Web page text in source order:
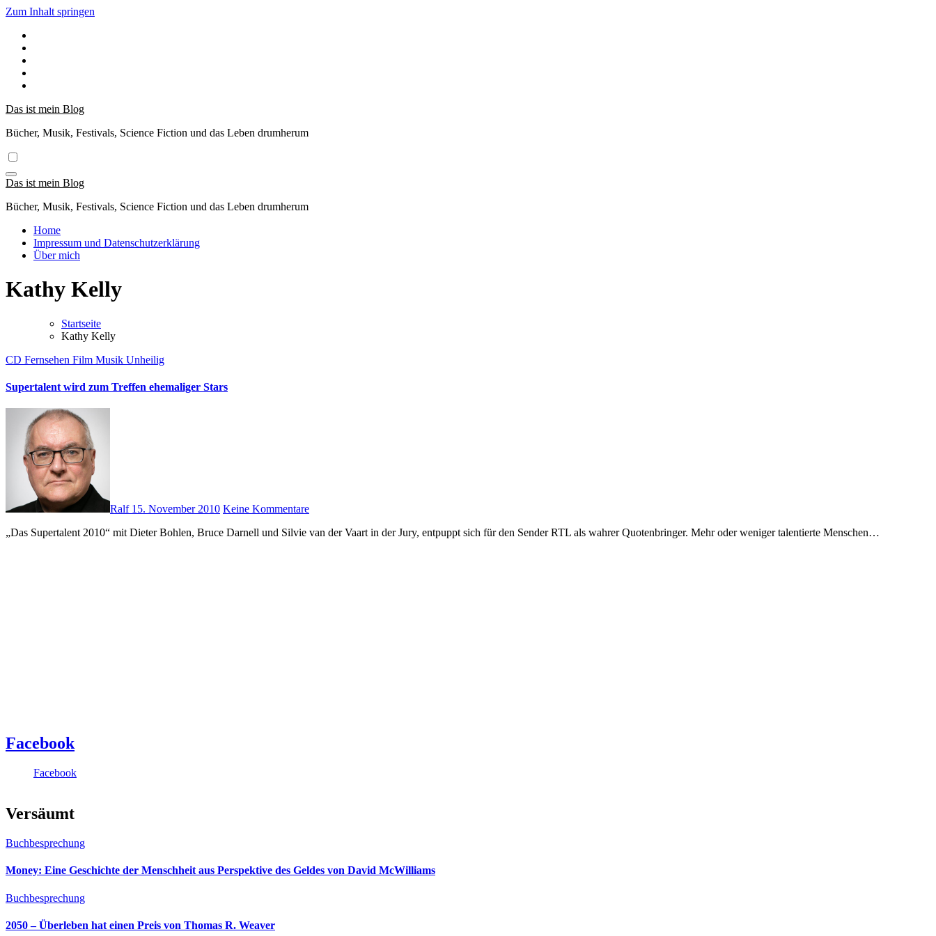
Zum Inhalt springen
Das ist mein Blog
Bücher, Musik, Festivals, Science Fiction und das Leben drumherum
Das ist mein Blog
Bücher, Musik, Festivals, Science Fiction und das Leben drumherum
Home
Impressum und Datenschutzerklärung
Über mich
Kathy Kelly
Startseite
Kathy Kelly
CD Fernsehen Film Musik Unheilig
Supertalent wird zum Treffen ehemaliger Stars
Ralf 15. November 2010 Keine Kommentare
„Das Supertalent 2010“ mit Dieter Bohlen, Bruce Darnell und Silvie van der Vaart in der Jury, entpuppt sich für den Sender RTL als wahrer Quotenbringer. Mehr oder weniger talentierte Menschen…
Facebook
Facebook
Versäumt
Buchbesprechung
Money: Eine Geschichte der Menschheit aus Perspektive des Geldes von David McWilliams
Buchbesprechung
2050 – Überleben hat einen Preis von Thomas R. Weaver